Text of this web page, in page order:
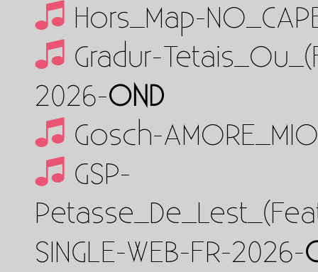
Hors_Map-
Gradur-
2026-OND
Gosch-
GSP-
SINGLE-WEB-FR-2026-